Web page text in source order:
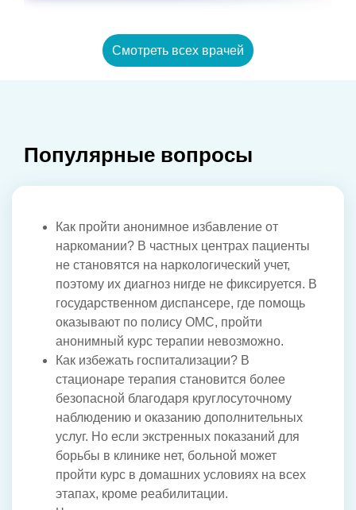
Смотреть всех врачей
Популярные вопросы
Как пройти анонимное избавление от
наркомании? В частных центрах пациенты
не становятся на наркологический учет,
поэтому их диагноз нигде не фиксируется. В
государственном диспансере, где помощь
оказывают по полису ОМС, пройти
анонимный курс терапии невозможно.
Как избежать госпитализации? В
стационаре терапия становится более
безопасной благодаря круглосуточному
наблюдению и оказанию дополнительных
услуг. Но если экстренных показаний для
борьбы в клинике нет, больной может
пройти курс в домашних условиях на всех
этапах, кроме реабилитации.